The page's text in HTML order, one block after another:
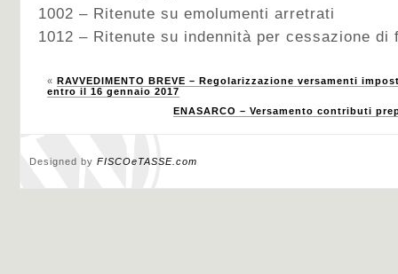
1002 – Ritenute su emolumenti arretrati
1012 – Ritenute su indennità per cessazione di
« RAVVEDIMENTO BREVE – Regolarizzazione versamenti
entro il 16 gennaio 2017
ENASARCO – Versamento contributi
Designed by FISCOeTASSE.com